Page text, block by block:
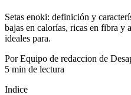
Setas enoki: definición y
bajas en calorías, ricas en fibra y
ideales para.
Por Equipo de redaccion de
5 min de lectura
Indice